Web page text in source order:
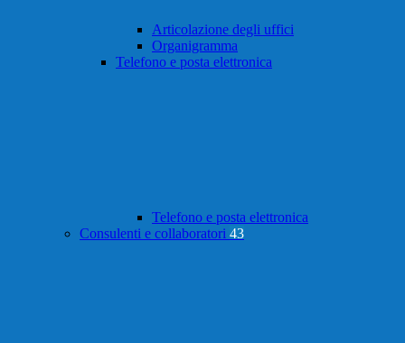
Articolazione degli uffici
Organigramma
Telefono e posta elettronica
Telefono e posta elettronica
Consulenti e collaboratori 43